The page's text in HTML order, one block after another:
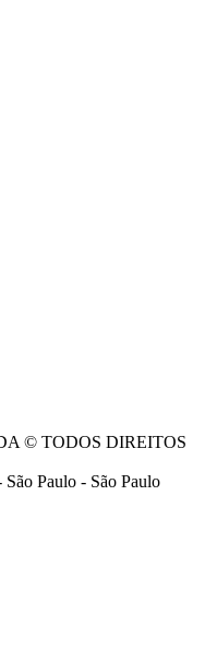
© TODOS DIREITOS
São Paulo - São Paulo